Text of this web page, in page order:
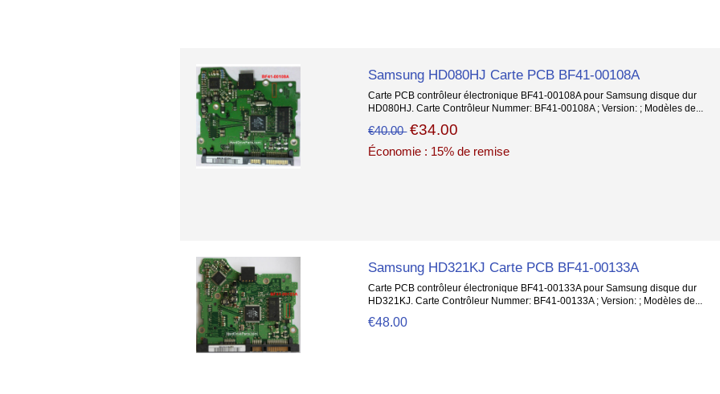
Samsung HD080HJ Carte PCB BF41-00108A
Carte PCB contrôleur électronique BF41-00108A pour Samsung disque dur
HD080HJ. Carte Contrôleur Nummer: BF41-00108A ; Version: ; Modèles de...
€40.00 €34.00
Économie : 15% de remise
Samsung HD321KJ Carte PCB BF41-00133A
Carte PCB contrôleur électronique BF41-00133A pour Samsung disque dur
HD321KJ. Carte Contrôleur Nummer: BF41-00133A ; Version: ; Modèles de...
€48.00